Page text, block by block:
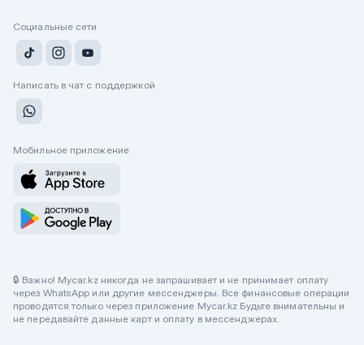
Социальные сети
Написать в чат с поддержкой
Мобильное приложение
🔒 Важно! Mycar.kz никогда не запрашивает и не принимает оплату
через WhatsApp или другие мессенджеры. Все финансовые операции
проводятся только через приложение Mycar.kz Будьте внимательны и
не передавайте данные карт и оплату в мессенджерах.